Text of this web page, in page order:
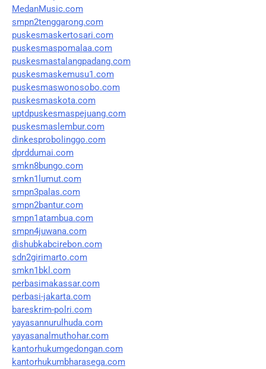
MedanMusic.com
smpn2tenggarong.com
puskesmaskertosari.com
puskesmaspomalaa.com
puskesmastalangpadang.com
puskesmaskemusu1.com
puskesmaswonosobo.com
puskesmaskota.com
uptdpuskesmaspejuang.com
puskesmaslembur.com
dinkesprobolinggo.com
dprddumai.com
smkn8bungo.com
smkn1lumut.com
smpn3palas.com
smpn2bantur.com
smpn1atambua.com
smpn4juwana.com
dishubkabcirebon.com
sdn2girimarto.com
smkn1bkl.com
perbasimakassar.com
perbasi-jakarta.com
bareskrim-polri.com
yayasannurulhuda.com
yayasanalmuthohar.com
kantorhukumgedongan.com
kantorhukumbharasega.com